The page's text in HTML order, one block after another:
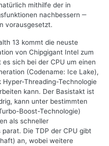
mithilfe der in
nachbessern ‒
vorausgesetzt.
13 kommt die neuste
von Chipgigant Intel zum
sich bei der CPU um einen
(Codename: Ice Lake),
Threading-Technologie
kann. Der Basistakt ist
kann unter bestimmten
Boost-Technologie)
als schneller
Die TDP der CPU gibt
an, wobei weitere